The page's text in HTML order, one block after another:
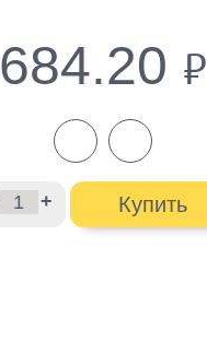
684.20 руб.
+ Купить